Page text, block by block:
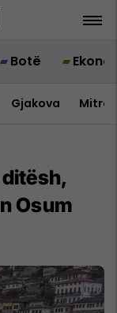
Botë
Gjakova
Osum